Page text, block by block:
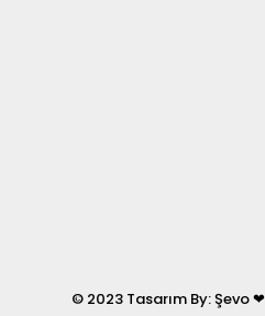
© 2023 Tasarım By: Şevo ❤